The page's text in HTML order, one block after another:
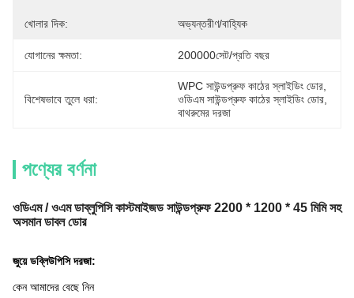
খোলার দিক: অভ্যন্তরীণ/বাহ্যিক
যোগানের ক্ষমতা: 200000সেট/প্রতি বছর
বিশেষভাবে তুলে ধরা:
WPC সাউন্ডপ্রুফ কাঠের স্লাইডিং ডোর
ওডিএম সাউন্ডপ্রুফ কাঠের স্লাইডিং ডোর
বাথরুমের দরজা
পণ্যের বর্ণনা
ওডিএম / ওএম ডাব্লুপিসি কাস্টমাইজড সাউন্ডপ্রুফ 2200 * 1200 * 45 মিমি সহ
অসমান ডাবল ডোর
জুয়ে ডব্লিউপিসি দরজা:
কেন আমাদের বেছে নিন